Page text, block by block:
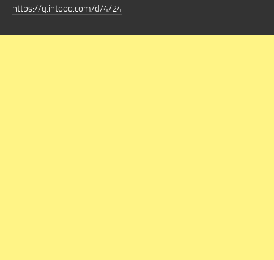
https://q.intooo.com/d/4/24